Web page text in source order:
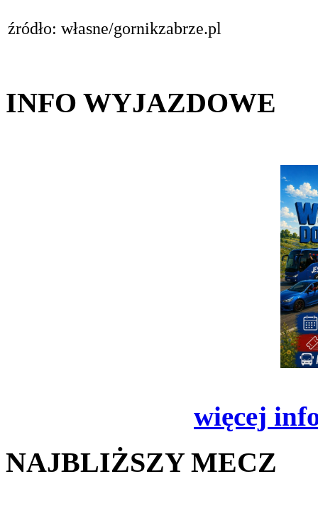
źródło: własne/gornikzabrze.pl
INFO WYJAZDOWE
więcej
NAJBLIŻSZY MECZ